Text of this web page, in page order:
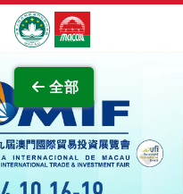
跳至主内容
澳門特別行政區政府旅遊局
全部